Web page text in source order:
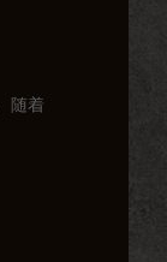
随着